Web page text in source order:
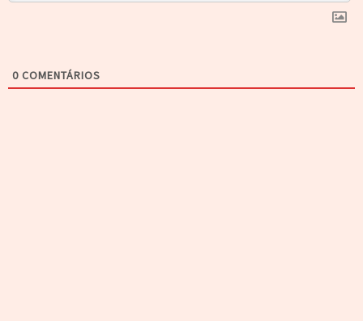
0 COMENTÁRIOS